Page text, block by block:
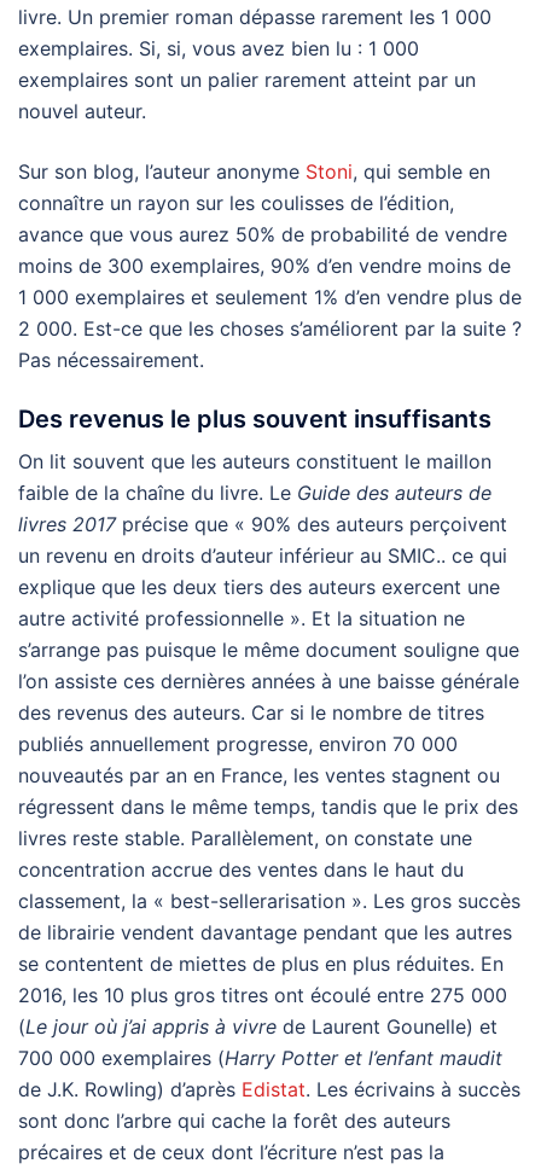
livre. Un premier roman dépasse rarement les 1 000
exemplaires. Si, si, vous avez bien lu : 1 000
exemplaires sont un palier rarement atteint par un
nouvel auteur.
Sur son blog, l’auteur anonyme Stoni, qui semble en
connaître un rayon sur les coulisses de l’édition,
avance que vous aurez 50% de probabilité de vendre
moins de 300 exemplaires, 90% d’en vendre moins de
1 000 exemplaires et seulement 1% d’en vendre plus de
2 000. Est-ce que les choses s’améliorent par la suite ?
Pas nécessairement.
Des revenus le plus souvent insuffisants
On lit souvent que les auteurs constituent le maillon
faible de la chaîne du livre. Le Guide des auteurs de
livres 2017précise que « 90% des auteurs perçoivent
un revenu en droits d’auteur inférieur au SMIC.. ce qui
explique que les deux tiers des auteurs exercent une
autre activité professionnelle ». Et la situation ne
s’arrange pas puisque le même document souligne que
l’on assiste ces dernières années à une baisse générale
des revenus des auteurs. Car si le nombre de titres
publiés annuellement progresse, environ 70 000
nouveautés par an en France, les ventes stagnent ou
régressent dans le même temps, tandis que le prix des
livres reste stable. Parallèlement, on constate une
concentration accrue des ventes dans le haut du
classement, la « best-sellerarisation ». Les gros succès
de librairie vendent davantage pendant que les autres
se contentent de miettes de plus en plus réduites. En
2016, les 10 plus gros titres ont écoulé entre 275 000
(Le jour où j’ai appris à vivre de Laurent Gounelle) et
700 000 exemplaires (Harry Potter et l’enfant maudit
de J.K. Rowling) d’après Edistat. Les écrivains à succès
sont donc l’arbre qui cache la forêt des auteurs
précaires et de ceux dont l’écriture n’est pas la